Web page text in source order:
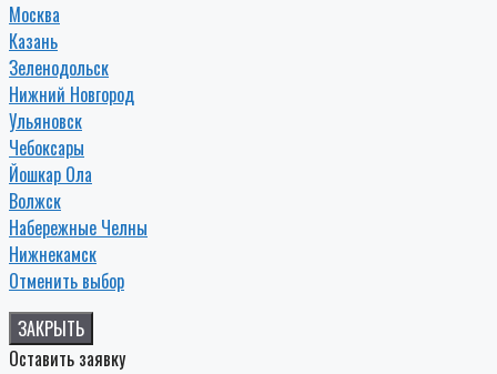
Москва
Казань
Зеленодольск
Нижний Новгород
Ульяновск
Чебоксары
Йошкар Ола
Волжск
Набережные Челны
Нижнекамск
Отменить выбор
ЗАКРЫТЬ
Оставить заявку